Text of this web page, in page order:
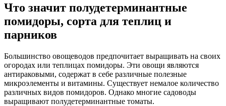
Что значит полудетерминантные
помидоры, сорта для теплиц и
парников
Большинство овощеводов предпочитает выращивать на своих
огородах или теплицах помидоры. Эти овощи являются
антираковыми, содержат в себе различные полезные
микроэлементы и витамины. Существует немалое количество
различных видов помидоров. Однако многие садоводы
выращивают полудетерминантные томаты.